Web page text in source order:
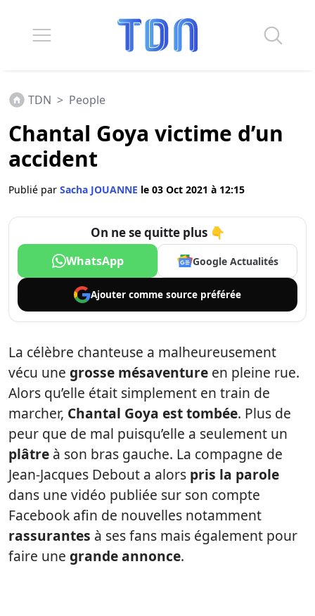
TDN > People
Chantal Goya victime d’un
accident
Publié par Sacha JOUANNE le 03 Oct 2021 à 12:15
On ne se quitte plus 👇
WhatsApp Google Actualités
Ajouter comme source préférée
La célèbre chanteuse a malheureusement
vécu une grosse mésaventure en pleine rue.
Alors qu’elle était simplement en train de
marcher, Chantal Goya est tombée. Plus de
peur que de mal puisqu’elle a seulement un
plâtre à son bras gauche. La compagne de
Jean-Jacques Debout a alors pris la parole
dans une vidéo publiée sur son compte
Facebook afin de nouvelles notamment
rassurantes à ses fans mais également pour
faire une grandeannonce.